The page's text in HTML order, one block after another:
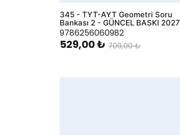
345 - TYT-AYT Geometri Soru
Bankası 2 - GÜNCEL BASKI 2027
9786256060982
529,00 ₺ 709,00 ₺